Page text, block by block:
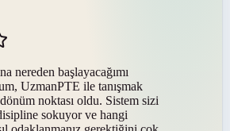
nereden başlayacağımı
UzmanPTE ile tanışmak
noktası oldu. Sistem sizi
sokuyor ve hangi